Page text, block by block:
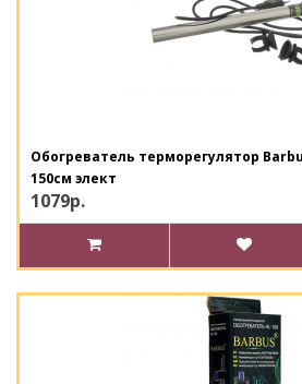
Обогреватель терморегулятор
150см элект
1079р.